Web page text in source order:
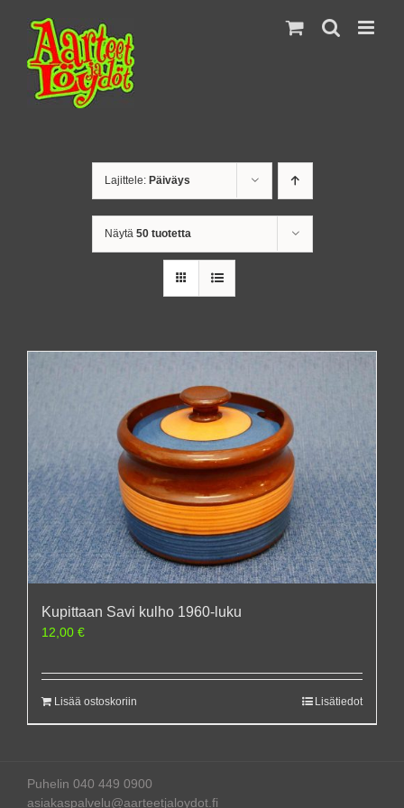
content
Lajittele: Päiväys
Näytä 50 tuotetta
Kupittaan Savi kulho 1960-luku
12,00 €
Lisää ostoskoriin Lisätiedot
Puhelin 040 449 0900
asiakaspalvelu@aarteetjaloydot.fi